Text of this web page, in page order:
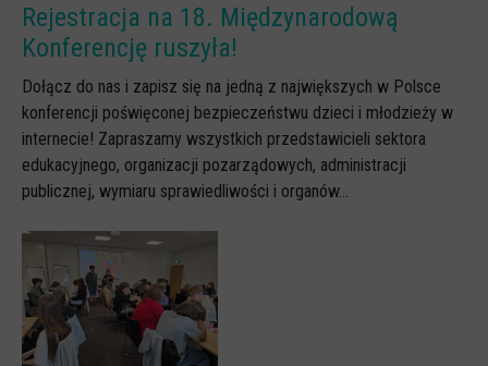
Rejestracja na 18. Międzynarodową
Konferencję ruszyła!
Dołącz do nas i zapisz się na jedną z największych w Polsce
konferencji poświęconej bezpieczeństwu dzieci i młodzieży w
internecie! Zapraszamy wszystkich przedstawicieli sektora
edukacyjnego, organizacji pozarządowych, administracji
publicznej, wymiaru sprawiedliwości i organów...
CYBER lekcje 3.0
Selma
Szkoła Sieci Społecznościowych
Plik i Folder
Dla rodziców
PODCASTY CYFROWE WIECZORY
BEZPIECZNE WAKACJE 2023
BEZPIECZNE WAKACJE 2022